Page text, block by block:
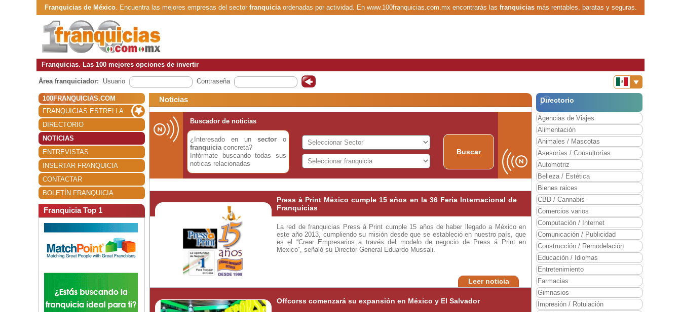
Franquicias de México. Encuentra las mejores empresas del sector franquiciaordenadas por actividad. En www.100franquicias.com.mx encontrarás las franquiciasmás rentables, baratas y seguras.
Franquicias. Las 100 mejores opciones de invertir
Área franquiciador: Usuario Contraseña
100FRANQUICIAS.COM
FRANQUICIAS ESTRELLA
DIRECTORIO
NOTICIAS
ENTREVISTAS
INSERTAR FRANQUICIA
CONTACTAR
BOLETÍN FRANQUICIA
Franquicia Top 1
Noticias
Buscador de noticias
¿Interesado en un sector o
franquiciaconcreta?
Infórmate buscando todas sus
noticas relacionadas
Buscar
Press à Print México cumple 15 años en la 36 Feria Internacional de
Franquicias
La red de franquicias Press á Print cumple 15 años de haber llegado a México en
este año 2013, cumpliendo su misión desde que se estableció en nuestro país, que
es el “Crear Empresarios a través del modelo de negocio de Press á Print en
México”, señaló su Director General Eduardo Mussali.
Leer noticia
Offcorss comenzará su expansión en México y El Salvador
Directorio
Agencias de Viajes
Alimentación
Animales / Mascotas
Asesorías / Consultorías
Automotriz
Belleza / Estética
Bienes raices
CBD / Cannabis
Comercios varios
Computación / Internet
Comunicación / Publicidad
Construcción / Remodelación
Educación / Idiomas
Entretenimiento
Farmacias
Gimnasios
Impresión / Rotulación